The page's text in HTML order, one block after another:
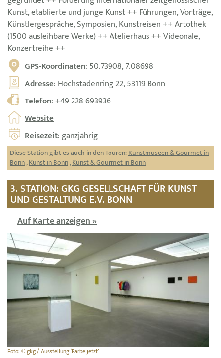
Kunst, etablierte und junge Kunst ++ Führungen, Vorträge,
Künstlergespräche, Symposien, Kunstreisen ++ Artothek
(1500 ausleihbare Werke) ++ Atelierhaus ++ Videonale,
Konzertreihe ++
GPS-Koordinaten: 50.73908, 7.08698
Adresse: Hochstadenring 22, 53119 Bonn
Telefon:+49 228 693936
Website
Reisezeit: ganzjährig
Diese Station gibt es auch in den Touren:Kunstmuseen & Gourmet in
Bonn,Kunst in Bonn,Kunst & Gourmet in Bonn
3. STATION: GKG GESELLSCHAFT FÜR KUNST
UND GESTALTUNG E.V. BONN
Auf Karte anzeigen »
Foto: © gkg / Ausstellung ‘Farbe jetzt’